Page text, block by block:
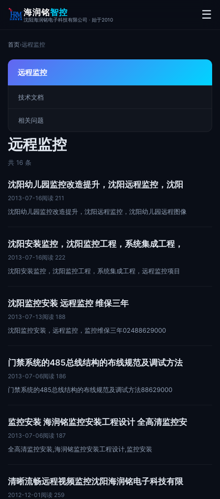
海润铭智控
沈阳海润铭电子科技有限公司 · 始于2010 ☰
首页›远程监控
远程监控
技术文档
相关问题
远程监控
共 16 条
沈阳幼儿园监控改造提升，沈阳远程监控，沈阳
2013-07-16阅读 211
沈阳幼儿园监控改造提升，沈阳远程监控，沈阳幼儿园远程图像
沈阳安装监控，沈阳监控工程，系统集成工程，
2013-07-16阅读 222
沈阳安装监控，沈阳监控工程，系统集成工程，远程监控项目
沈阳监控安装 远程监控 维保三年
2013-07-13阅读 188
沈阳监控安装，远程监控，监控维保三年02488629000
门禁系统的485总线结构的布线规范及调试方法
2013-07-06阅读 186
门禁系统的485总线结构的布线规范及调试方法88629000
监控安装 海润铭监控安装工程设计 全高清监控安
2013-07-06阅读 187
全高清监控安装,海润铭监控安装工程设计,监控安装
清晰流畅远程视频监控沈阳海润铭电子科技有限
2012-12-01 阅读 259